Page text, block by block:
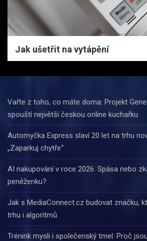
Jak ušetřit na vytápění
Vařte z toho, co máte doma: Projekt
spouští největší českou online kuchařku
Automyčka Express slaví 20 let na trhu
„Zaparkuj chytře“
AI nakupování v roce 2026: Spása nebo
peněženku?
Jak s MediaConnect.cz budovat značku,
trhu i algoritmů
Trénink mysli i společenský tmel: Proč